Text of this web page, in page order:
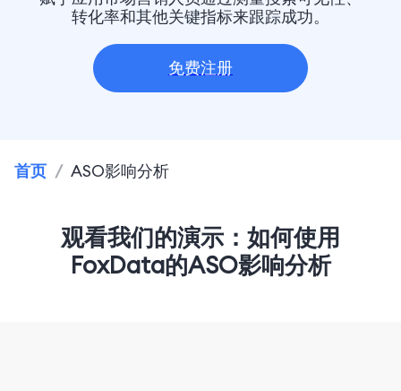
转化率和其他关键指标来跟踪成功。
免费注册
首页 / ASO影响分析
观看我们的演示：如何使用
FoxData的ASO影响分析